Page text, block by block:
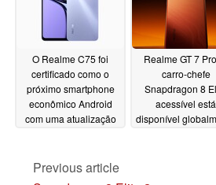
O Realme C75 foi
certificado como o
próximo smartphone
econômico Android
com uma atualização
Realme GT 7
carro-chefe
Snapdragon 8
acessível está
disponível
Previous article